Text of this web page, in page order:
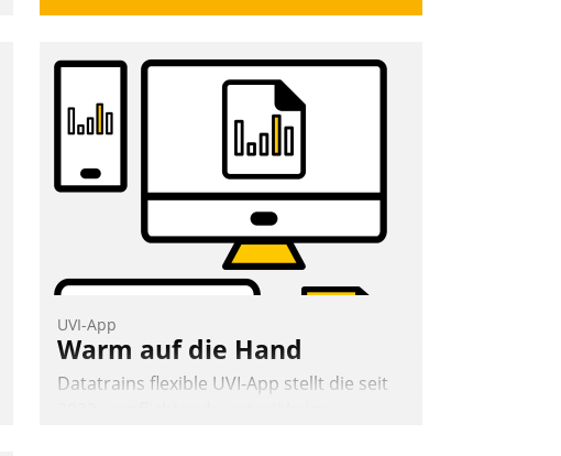
UVI-App
Warm auf die Hand
Datatrains flexible UVI-App stellt die seit